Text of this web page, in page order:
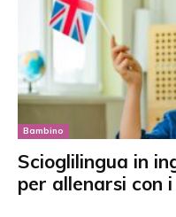
Bambino
Scioglilingua in
per allenarsi con i